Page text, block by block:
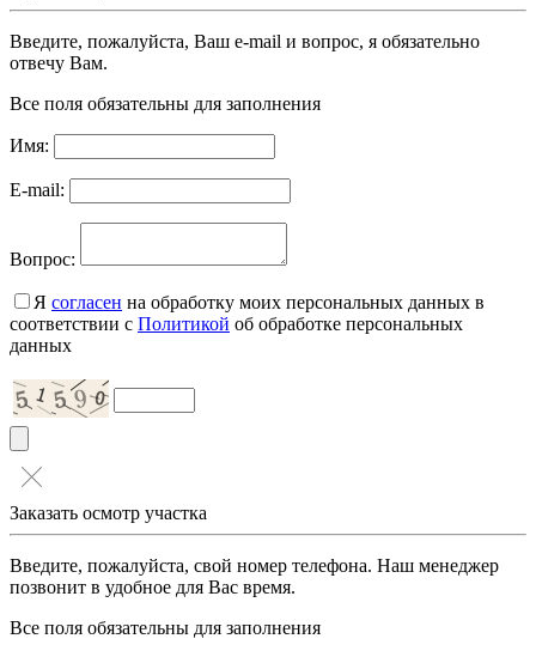
Введите, пожалуйста, Ваш e-mail и вопрос, я обязательно
отвечу Вам.
Все поля обязательны для заполнения
Имя:
E-mail:
Вопрос:
Я согласен на обработку моих персональных данных в
соответствии с Политикой об обработке персональных
данных
Заказать осмотр участка
Введите, пожалуйста, свой номер телефона. Наш менеджер
позвонит в удобное для Вас время.
Все поля обязательны для заполнения